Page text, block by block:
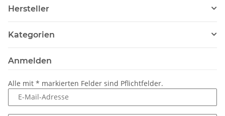
Hersteller
Kategorien
Anmelden
Alle mit * markierten Felder sind Pflichtfelder.
E-Mail-Adresse